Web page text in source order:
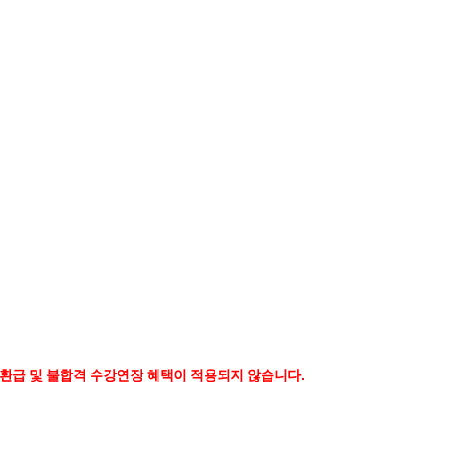
급 및 불합격 수강연장 혜택이 적용되지 않습니다.